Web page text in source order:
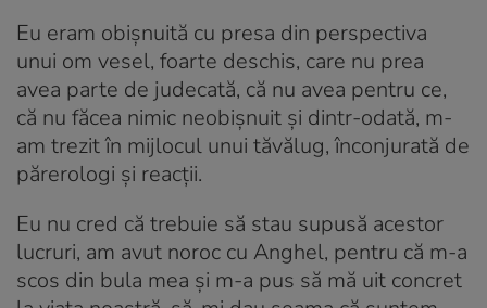
Eu eram obișnuită cu presa din perspectiva
unui om vesel, foarte deschis, care nu prea
avea parte de judecată, că nu avea pentru ce,
că nu făcea nimic neobișnuit și dintr-odată, m-
am trezit în mijlocul unui tăvălug, înconjurată de
părerologi și reacții.
Eu nu cred că trebuie să stau supusă acestor
lucruri, am avut noroc cu Anghel, pentru că m-a
scos din bula mea și m-a pus să mă uit concret